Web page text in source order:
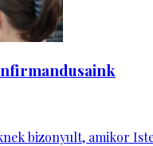
bizonyult, amikor